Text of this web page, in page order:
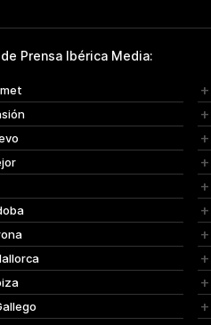
Prensa Ibérica Media: